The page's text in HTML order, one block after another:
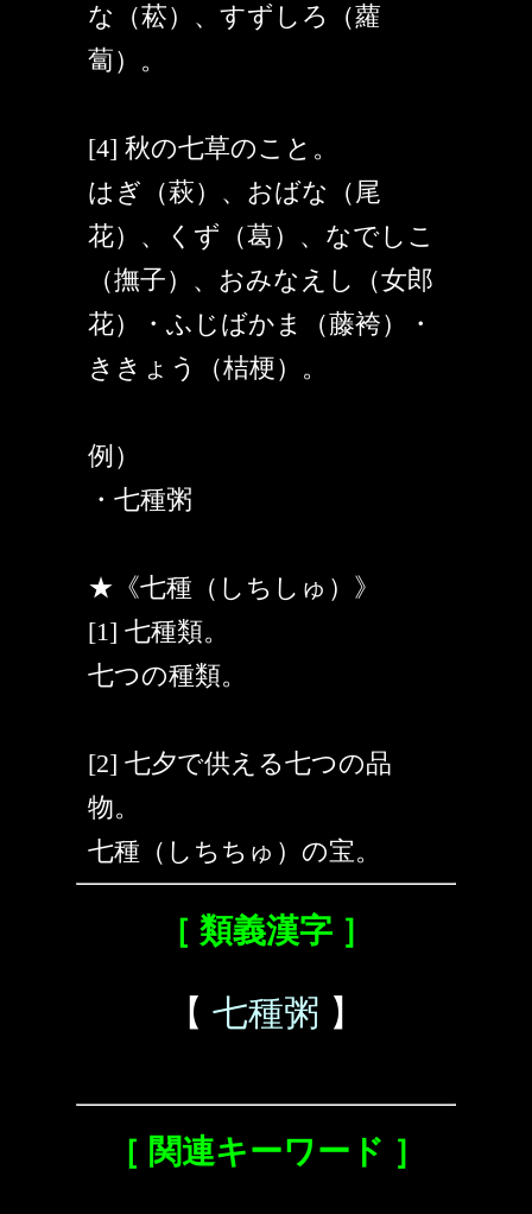
な（菘）、すずしろ（蘿
蔔）。
[4] 秋の七草のこと。
はぎ（萩）、おばな（尾
花）、くず（葛）、なでしこ
（撫子）、おみなえし（女郎
花）・ふじばかま（藤袴）・
ききょう（桔梗）。
例）
・七種粥
★《七種（しちしゅ）》
[1] 七種類。
七つの種類。
[2] 七夕で供える七つの品
物。
七種（しちちゅ）の宝。
［ 類義漢字 ］
【 七種粥 】
［ 関連キーワード ］